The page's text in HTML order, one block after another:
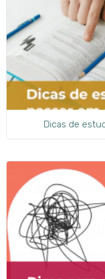
Dicas de